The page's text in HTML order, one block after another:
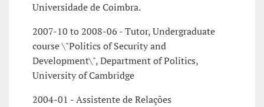
Universidade de Coimbra.
2007-10 to 2008-06 - Tutor, Undergraduate
course \"Politics of Security and
Development\", Department of Politics,
University of Cambridge
2004-01 - Assistente de Relações